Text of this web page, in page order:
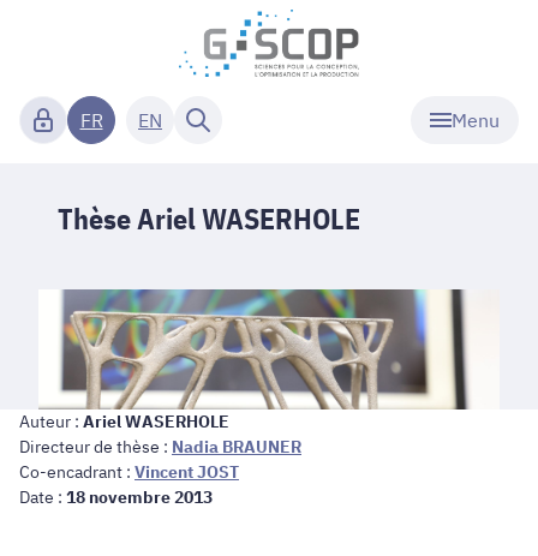
Menu
FR EN
Thèse Ariel WASERHOLE
Auteur : Ariel WASERHOLE
Directeur de thèse : Nadia BRAUNER
Co-encadrant : Vincent JOST
Date : 18 novembre 2013